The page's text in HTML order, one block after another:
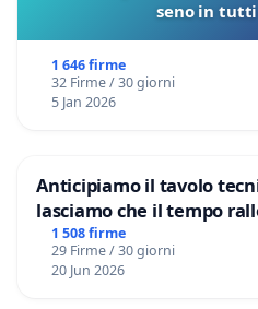
seno in
1 646 firme
32 Firme / 30 giorni
5 Jan 2026
Anticipiamo il tavolo
lasciamo che il tempo
Domenico Racanati
1 508 firme
29 Firme / 30 giorni
20 Jun 2026